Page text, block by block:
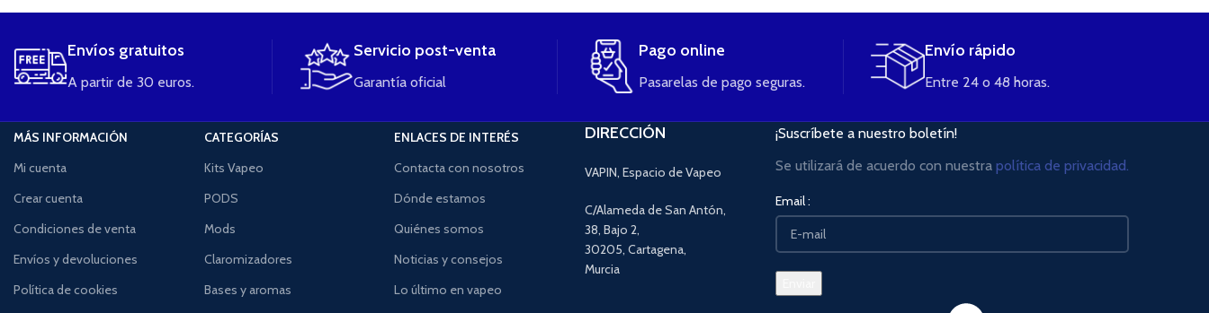
Envíos gratuitos
A partir de 30 euros.
Servicio post-venta
Garantía oficial
Pago online
Pasarelas de pago seguras.
Envío rápido
Entre 24 o 48 horas.
MÁS INFORMACIÓN
Mi cuenta
Crear cuenta
Condiciones de venta
Envíos y devoluciones
Política de cookies
CATEGORÍAS
Kits Vapeo
PODS
Mods
Claromizadores
Bases y aromas
ENLACES DE INTERÉS
Contacta con nosotros
Dónde estamos
Quiénes somos
Noticias y consejos
Lo último en vapeo
DIRECCIÓN
VAPIN, Espacio de Vapeo
C/Alameda de San Antón,
38, Bajo 2,
30205, Cartagena,
Murcia
¡Suscríbete a nuestro boletín!
Se utilizará de acuerdo con nuestra política de privacidad.
Email :